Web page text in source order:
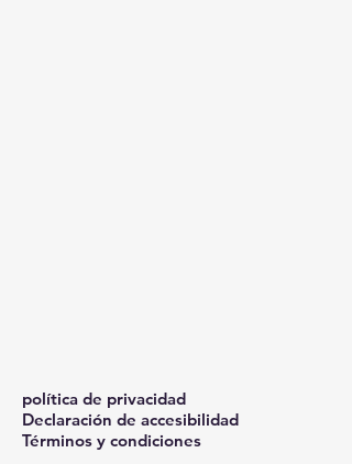
política de privacidad
Declaración de accesibilidad
Términos y condiciones